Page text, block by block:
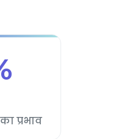
प्रभाव